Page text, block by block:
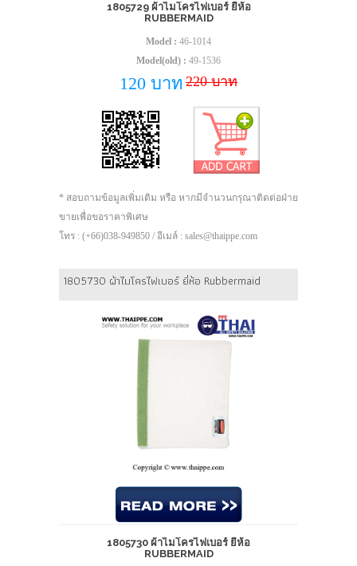
1805729 ผ้าไมโครไฟเบอร์ ยี่ห้อ
RUBBERMAID
Model : 46-1014
Model(old) : 49-1536
120 บาท 220 บาท
* สอบถามข้อมูลเพิ่มเติม หรือ หากมีจำนวนกรุณาติดต่อฝ่าย
ขายเพื่อขอราคาพิเศษ
โทร : (+66)038-949850 / อีเมล์ : sales@thaippe.com
1805730 ผ้าไมโครไฟเบอร์ ยี่ห้อ Rubbermaid
1805730 ผ้าไมโครไฟเบอร์ ยี่ห้อ
RUBBERMAID